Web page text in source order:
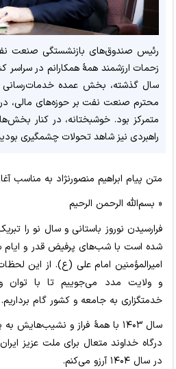
رئیس صندوق‌های بازنشستگی صنعت
زحمات ارزشمند همۀ همکارانم در
سال گذشته، بخش عمده خدمات‌رسانی
محترم صنعت نفت بر حوزه‌های مالی،
متمرکز بود. خوشبختانه، در کنار
راهبردی نیز شاهد تحولات چشمگیری
متن پیام ابراهیم منصورنژاد به مناسب
« بسم‌الله الرحمن الرحیم
فرارسیدن نوروز باستانی و سال نو را
شده است با شب‌های پرفیض قدر و ایام
امیرالمؤمنین امام علی (ع). از این
و ولایت مدد می‌جوییم تا با توان و
خدمتگزاری به جامعه و کشور گام برداریم.
سال ۱۴۰۳ با همۀ فراز و
درگاه خداوند متعال برای ملت عزیز
در سال ۱۴۰۴ آرزو می‌کنم.